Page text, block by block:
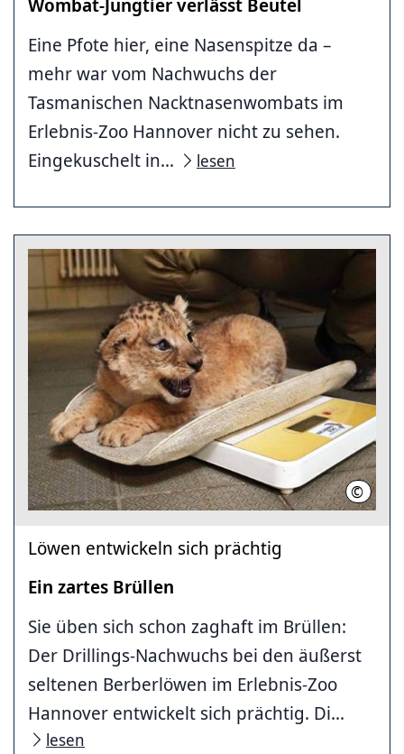
Wombat-Jungtier verlässt Beutel
Eine Pfote hier, eine Nasenspitze da –
mehr war vom Nachwuchs der
Tasmanischen Nacktnasenwombats im
Erlebnis-Zoo Hannover nicht zu sehen.
Eingekuschelt in...
lesen
©
Löwen entwickeln sich prächtig
Ein zartes Brüllen
Sie üben sich schon zaghaft im Brüllen:
Der Drillings-Nachwuchs bei den äußerst
seltenen Berberlöwen im Erlebnis-Zoo
Hannover entwickelt sich prächtig. Di...
lesen